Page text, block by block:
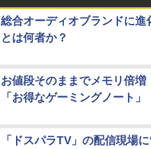
総合オーディオブランドに進
とは何者か？
お値段そのままでメモリ倍増
「お得なゲーミングノート」
「ドスパラTV」の配信現場